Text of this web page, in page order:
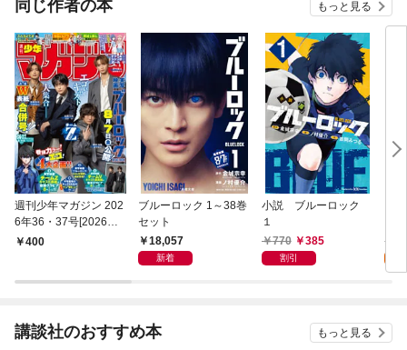
同じ作者の本 もっと見る
週刊少年マガジン 202
6年36・37号[2026年8
月5日発売]
400
ブルーロック 1～38巻
セット
18,057
新着
小説 ブルーロック
１
770
385
割引
講談社のおすすめ本 もっと見る